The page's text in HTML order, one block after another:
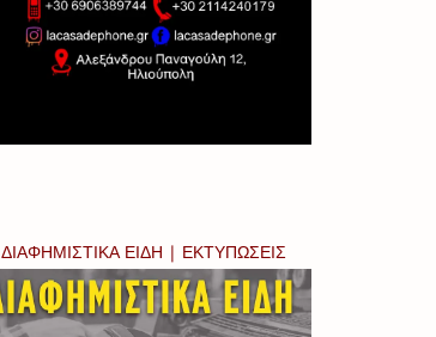
ΔΙΑΦΗΜΙΣΤΙΚΑ ΕΙΔΗ | ΕΚΤΥΠΩΣΕΙΣ